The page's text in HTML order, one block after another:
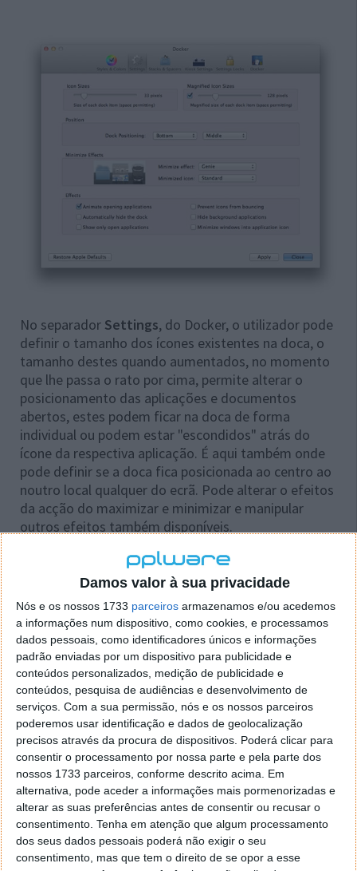
Damos valor à sua privacidade
Nós e os nossos 1733 parceiros armazenamos e/ou acedemos
a informações num dispositivo, como cookies, e processamos
dados pessoais, como identificadores únicos e informações
padrão enviadas por um dispositivo para publicidade e
conteúdos personalizados, medição de publicidade e
conteúdos, pesquisa de audiências e desenvolvimento de
serviços. Com a sua permissão, nós e os nossos parceiros
poderemos usar identificação e dados de geolocalização
precisos através da procura de dispositivos. Poderá clicar para
consentir o processamento por nossa parte e pela parte dos
nossos 1733 parceiros, conforme descrito acima. Em
alternativa, pode aceder a informações mais pormenorizadas e
alterar as suas preferências antes de consentir ou recusar o
consentimento. Tenha em atenção que algum processamento
dos seus dados pessoais poderá não exigir o seu
consentimento, mas que tem o direito de se opor a esse
No separador Settings, do Docker, o utilizador pode
definir o tamanho dos ícones existentes na doca, o
tamanho destes quando aumentados, no momento
que lhe passa o rato por cima, permite alterar o
posicionamento das aplicações e documentos
abertos, estes podem ficar na doca de forma
individual ou podem estar "escondidos" atrás do
ícone da respectiva aplicação. É aqui também onde
pode definir se a doca fica posicionada ao centro ao
noutro local qualquer do ecrã. Pode alterar o efeitos
da acção do maximizar e minimizar e manipular
outros efeitos também disponíveis.
No separadorStacks & Spaces, mais concretamente